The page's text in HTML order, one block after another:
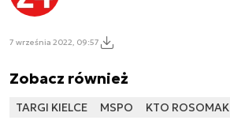
7 września 2022, 09:57
Zobacz również
TARGI KIELCE MSPO KTO ROSOMAK